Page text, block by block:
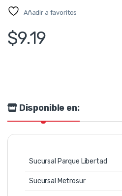
Añadir a favoritos
$9.19
Disponible en:
Sucursal Parque Libertad
Sucursal Metrosur